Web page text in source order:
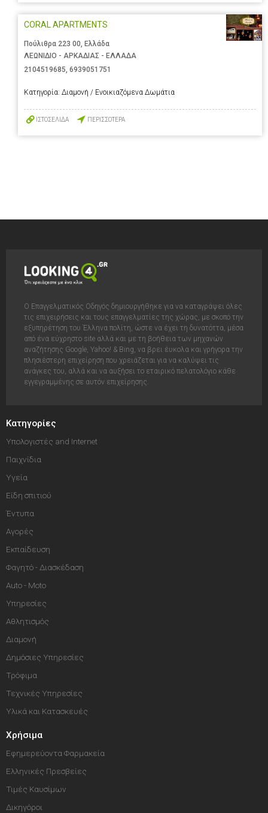
CORAL APARTMENTS
Πούλιθρα 223 00, Ελλάδα
ΛΕΩΝΙΔΙΟ - ΑΡΚΑΔΙΑΣ - ΕΛΛΑΔΑ
2104519685, 6939051751
Κατηγορία: Διαμονή / Ενοικιαζόμενα Δωμάτια
ΙΣΤΟΣΕΛΙΔΑ ΠΕΡΙΣΣΟΤΕΡΑ
Ο Επαγγελματικός Οδηγός δημιουργήθηκε για να καταγράψει όλες
τις επιχειρήσεις και τους επαγγελματίες της χώρας, με σκοπό την
εξυπηρέτηση του Έλληνα πολίτη, ώστε να έχει τη δυνατόττα, μέσα
από ένα εύχρηστο site αλλά και με τη βοήθεια των μηχανών
αναζήτησης Google, Yahoo! & Bing, να βρει έυκολα και γρήγορα την
πλησιέστερη επιχείρηση που χρειάζεται για να καλύψει τις
ανάγκες του, αλλά και να αυξήσει το εταιρικό πελατολόγιο κάθε
εγγεγραμμένης σε αυτόν επιχείρησης.
Κατηγορίες
Υπολογιστές and Internet
Παιχνίδια
Υγεία
Είδη σπιτιού
Έντυπα
Αγορές
Εκπαίδευση
Φαγητό - Διασκέδαση
Auto - Moto
Υπηρεσίες
Αθλητισμός
Διαμονή
Δημόσιες Υπηρεσίες
Τρόφιμα
Τεχνικές Υπηρεσίες
Υλικά και Κατασκευές
Χρήσιμα
Εφημερεύοντα Φαρμακεία
Ελληνικές Πρεσβείες
Τιμές Καυσίμων
Δικηγόροι